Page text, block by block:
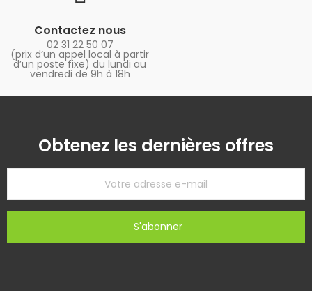
Contactez nous
02 31 22 50 07
(prix d’un appel local à partir
d’un poste fixe) du lundi au
vendredi de 9h à 18h
Obtenez les dernières offres
S'abonner